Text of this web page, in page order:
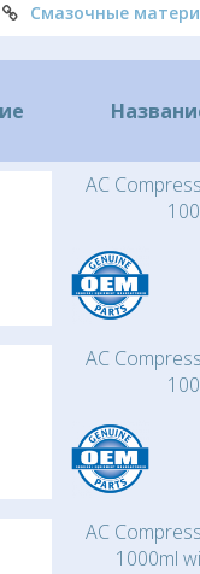
Смазочные
AC
AC
AC
1000ml